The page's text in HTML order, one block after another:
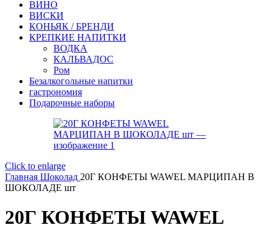
ВИНО
ВИСКИ
КОНЬЯК / БРЕНДИ
КРЕПКИЕ НАПИТКИ
ВОДКА
КАЛЬВАДОС
Ром
Безалкогольные напитки
гастрономия
Подарочные наборы
Click to enlarge
Главная Шоколад 20Г КОНФЕТЫ WAWEL МАРЦИПАН В
ШОКОЛАДЕ шт
20Г КОНФЕТЫ WAWEL